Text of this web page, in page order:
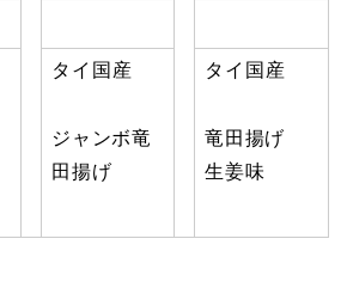
タイ国産
ジャンボ竜
田揚げ
タイ国産
竜田揚げ
生姜味